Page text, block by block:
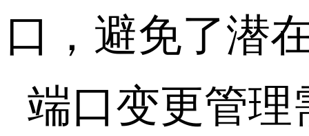
口，避免了潜
端口变更管理